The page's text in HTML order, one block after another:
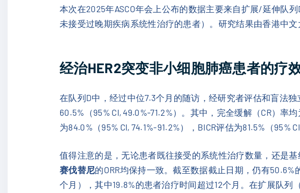
本次在2025年ASCO年会上公布的数据主要来自扩展/延伸队
未接受过晚期疾病系统性治疗的患者）。研究结果由香港中
经治HER2突变非小细胞肺癌患者的疗
在队列D中，经过中位7.3个月的随访，经研究者评估和盲法独
60.5%（95% CI, 49.0%-71.2%）。其中，完全缓解（CR）率
为84.0%（95% CI, 74.1%-91.2%），BICR评估为81.5%（95%
值得注意的是，无论患者既往接受的系统性治疗数量，还是基
赛伐替尼的ORR均保持一致。截至数据截止日期，仍有50.6%
个月），其中19.8%的患者治疗时间超过12个月。在扩展队列